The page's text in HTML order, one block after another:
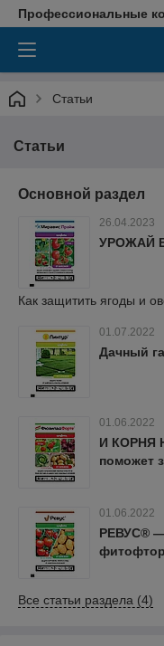
Профессиональные
Статьи
Статьи
Основной раздел
26.04.2023
УРОЖАЙ
Как защитить ягоды и
01.07.2022
Дачный
01.06.2022
И КОРНЯ
поможет
01.06.2022
РЕВУС® —
Все статьи раздела (4)